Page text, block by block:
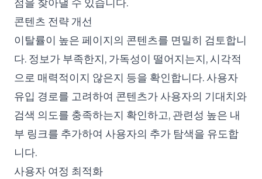
콘텐츠 전략 개선
이탈률이 높은 페이지의 콘텐츠를 면밀히 검토합니
다. 정보가 부족한지, 가독성이 떨어지는지, 시각적
으로 매력적이지 않은지 등을 확인합니다. 사용자
유입 경로를 고려하여 콘텐츠가 사용자의 기대치와
검색 의도를 충족하는지 확인하고, 관련성 높은 내
부 링크를 추가하여 사용자의 추가 탐색을 유도합
니다.
사용자 여정 최적화